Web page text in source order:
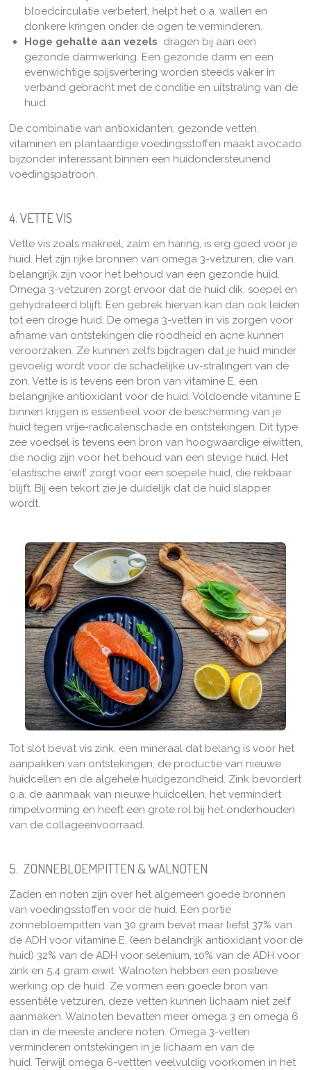
bloedcirculatie verbetert, helpt het o.a. wallen en
donkere kringen onder de ogen te verminderen.
Hoge gehalte aan vezels dragen bij aan een
gezonde darmwerking. Een gezonde darm en een
evenwichtige spijsvertering worden steeds vaker in
verband gebracht met de conditie en uitstraling van de
huid.
De combinatie van antioxidanten, gezonde vetten,
vitaminen en plantaardige voedingsstoffen maakt avocado
bijzonder interessant binnen een huidondersteunend
voedingspatroon.
4. VETTE VIS
Vette vis zoals makreel, zalm en haring, is erg goed voor je
huid. Het zijn rijke bronnen van omega 3-vetzuren, die van
belangrijk zijn voor het behoud van een gezonde huid.
Omega 3-vetzuren zorgt ervoor dat de huid dik, soepel en
gehydrateerd blijft. Een gebrek hiervan kan dan ook leiden
tot een droge huid. De omega 3-vetten in vis zorgen voor
afname van ontstekingen die roodheid en acne kunnen
veroorzaken. Ze kunnen zelfs bijdragen dat je huid minder
gevoelig wordt voor de schadelijke uv-stralingen van de
zon. Vette is is tevens een bron van vitamine E, een
belangrijke antioxidant voor de huid. Voldoende vitamine E
binnen krijgen is essentieel voor de bescherming van je
huid tegen vrije-radicalenschade en ontstekingen. Dit type
zee voedsel is tevens een bron van hoogwaardige eiwitten,
die nodig zijn voor het behoud van een stevige huid. Het
‘elastische eiwit’ zorgt voor een soepele huid, die rekbaar
blijft. Bij een tekort zie je duidelijk dat de huid slapper
wordt.
Tot slot bevat vis zink, een mineraal dat belang is voor het
aanpakken van ontstekingen, de productie van nieuwe
huidcellen en de algehele huidgezondheid. Zink bevordert
o.a. de aanmaak van nieuwe huidcellen, het vermindert
rimpelvorming en heeft een grote rol bij het onderhouden
van de collageenvoorraad.
5. ZONNEBLOEMPITTEN & WALNOTEN
Zaden en noten zijn over het algemeen goede bronnen
van voedingsstoffen voor de huid. Een portie
zonnebloempitten van 30 gram bevat maar liefst 37% van
de ADH voor vitamine E, (een belandrijk antioxidant voor de
huid) 32% van de ADH voor selenium, 10% van de ADH voor
zink en 5,4 gram eiwit. Walnoten hebben een positieve
werking op de huid. Ze vormen een goede bron van
essentiële vetzuren, deze vetten kunnen lichaam niet zelf
aanmaken. Walnoten bevatten meer omega 3 en omega 6
dan in de meeste andere noten. Omega 3-vetten
verminderen ontstekingen in je lichaam en van de
huid. Terwijl omega 6-vettten veelvuldig voorkomen in het